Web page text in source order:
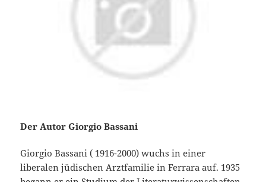
Der Autor Giorgio Bassani
Giorgio Bassani ( 1916-2000) wuchs in einer
liberalen jüdischen Arztfamilie in Ferrara auf. 1935